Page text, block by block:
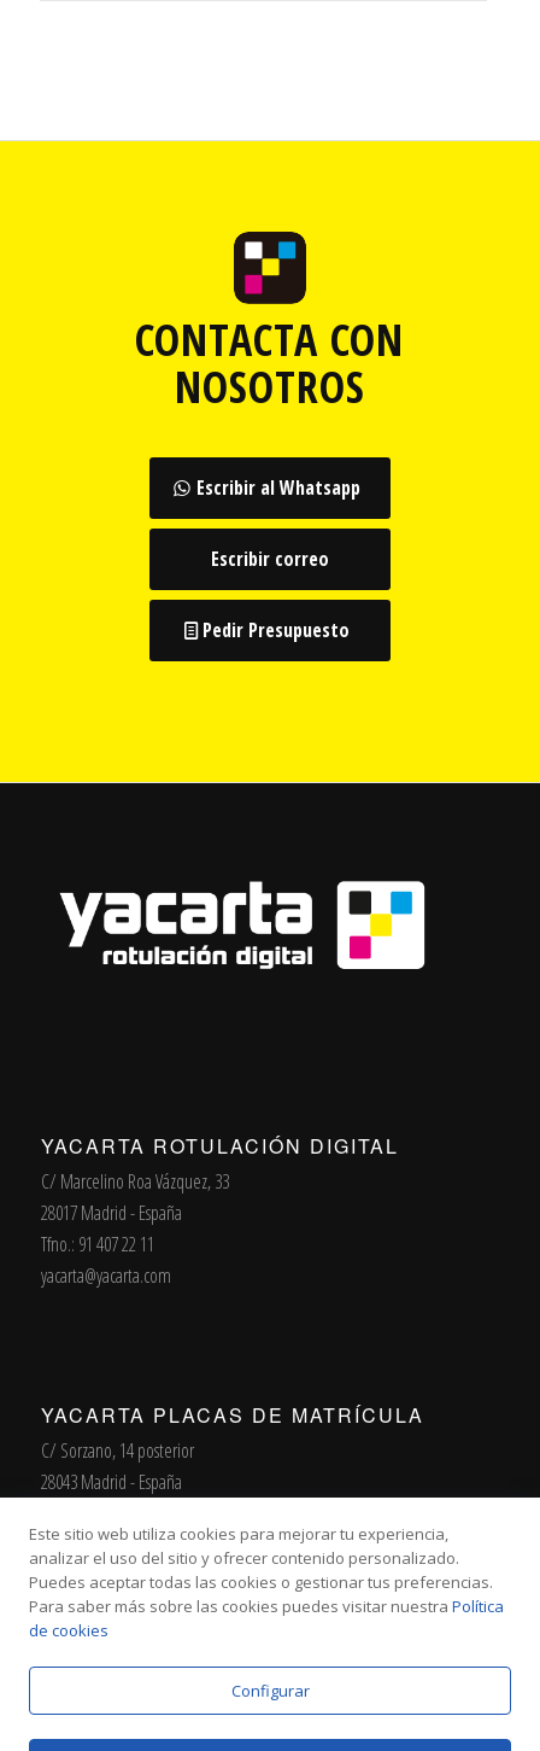
CONTACTA CON
NOSOTROS
Escribir al Whatsapp
Escribir correo
Pedir Presupuesto
YACARTA ROTULACIÓN DIGITAL
C/ Marcelino Roa Vázquez, 33
28017 Madrid - España
Tfno.: 91 407 22 11
yacarta@yacarta.com
YACARTA PLACAS DE MATRÍCULA
C/ Sorzano, 14 posterior
28043 Madrid - España
matriculas@yacarta.com
Aviso Legal Política de privacidad Política de cookies
Este sitio web utiliza cookies para mejorar tu experiencia,
analizar el uso del sitio y ofrecer contenido personalizado.
Puedes aceptar todas las cookies o gestionar tus preferencias.
Para saber más sobre las cookies puedes visitar nuestra Política
de cookies
Configurar